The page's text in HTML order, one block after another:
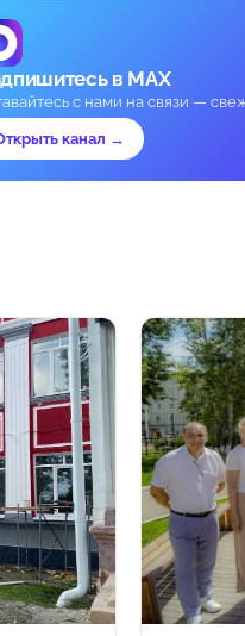
в MAX
с нами на связи —
канал →